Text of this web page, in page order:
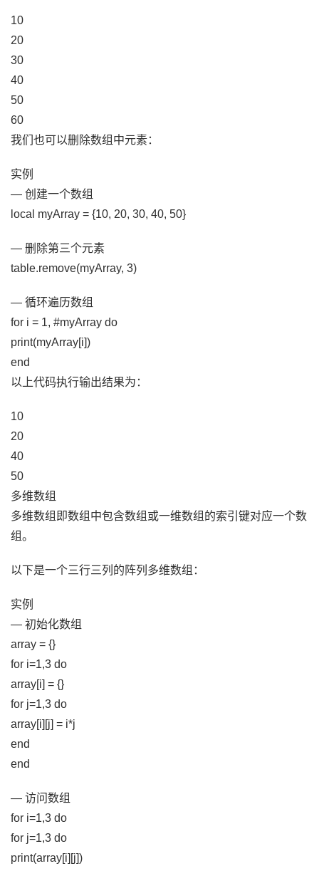
10
20
30
40
50
60
我们也可以删除数组中元素：
实例
— 创建一个数组
local myArray = {10, 20, 30, 40, 50}
— 删除第三个元素
table.remove(myArray, 3)
— 循环遍历数组
for i = 1, #myArray do
print(myArray[i])
end
以上代码执行输出结果为：
10
20
40
50
多维数组
多维数组即数组中包含数组或一维数组的索引键对应一个数
组。
以下是一个三行三列的阵列多维数组：
实例
— 初始化数组
array = {}
for i=1,3 do
array[i] = {}
for j=1,3 do
array[i][j] = i*j
end
end
— 访问数组
for i=1,3 do
for j=1,3 do
print(array[i][j])